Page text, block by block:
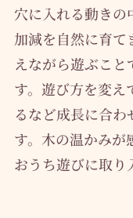
穴に入れる動きの
加減を自然に育て
えながら遊ぶこと
す。遊び方を変え
るなど成長に合
す。木の温かみが
おうち遊びに取り